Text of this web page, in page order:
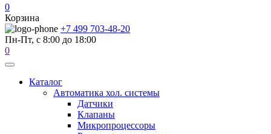
0
Корзина
+7 499 703-48-20
Пн-Пт, с 8:00 до 18:00
0
Каталог
Автоматика хол. системы
Датчики
Клапаны
Микропроцессоры